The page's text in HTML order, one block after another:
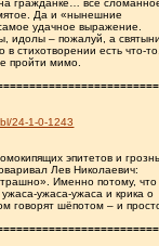
гражданке… всё
Да и «нынешние
удачное выражение.
идолы – пожалуй, а святыни
в стихотворении есть что-то,
пройти мимо.
24-1-0-1243
эпитетов и
Лев Николаевич:
Именно потому, что
ужаса-ужаса и крика о
говорят шёпотом – и